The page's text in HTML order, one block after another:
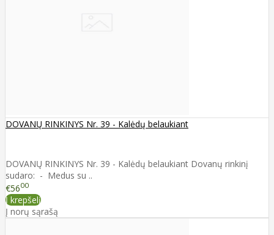
DOVANŲ RINKINYS Nr. 39 - Kalėdų belaukiant
DOVANŲ RINKINYS Nr. 39 - Kalėdų belaukiant Dovanų rinkinį
sudaro: - Medus su ..
€5600
Į krepšelį
Į norų sąrašą